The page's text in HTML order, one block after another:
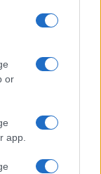
or
app.
vicesindaco:
privata̶…
due furgoni
intervento dei